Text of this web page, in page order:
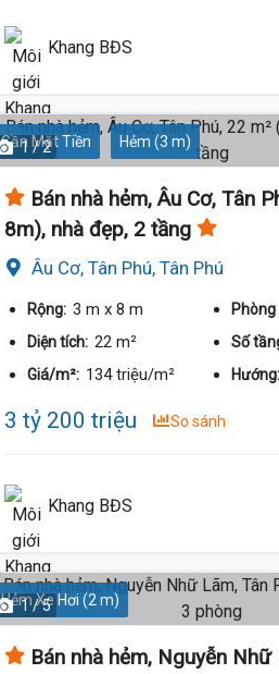
Khang BĐS
Gần Mặt Tiền Hẻm (3 m)
1 / 2
Bán nhà hẻm, Âu Cơ, Tân
8m), nhà đẹp, 2 tầng
Âu Cơ, Tân Phú, Tân Phú
Rộng: 3 m x 8 m Phòng
Diện tích: 22 m² Số
Giá/m²: 134 triệu/m² Hướng:
3 tỷ 200 triệu So sánh
Khang BĐS
Hẻm Xe Hơi (2 m)
1 / 5
Bán nhà hẻm, Nguyễn Nhữ